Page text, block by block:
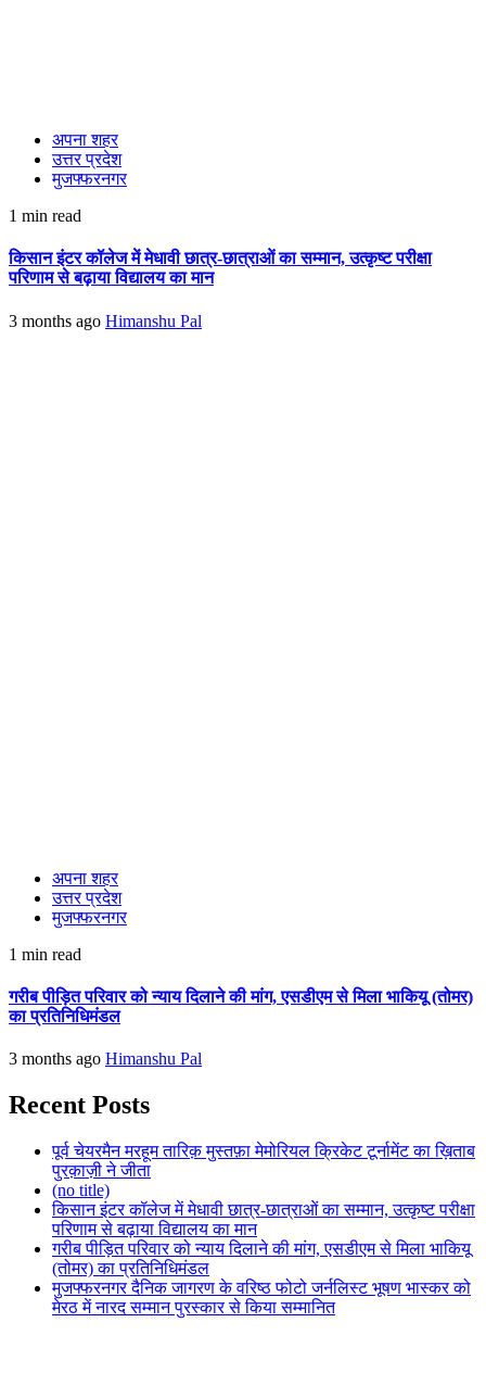
अपना शहर
उत्तर प्रदेश
मुजफ्फरनगर
1 min read
किसान इंटर कॉलेज में मेधावी छात्र-छात्राओं का सम्मान, उत्कृष्ट परीक्षा
परिणाम से बढ़ाया विद्यालय का मान
3 months ago Himanshu Pal
अपना शहर
उत्तर प्रदेश
मुजफ्फरनगर
1 min read
गरीब पीड़ित परिवार को न्याय दिलाने की मांग, एसडीएम से मिला भाकियू (तोमर)
का प्रतिनिधिमंडल
3 months ago Himanshu Pal
Recent Posts
पूर्व चेयरमैन मरहूम तारिक़ मुस्तफ़ा मेमोरियल क्रिकेट टूर्नामेंट का ख़िताब
पुरक़ाज़ी ने जीता
(no title)
किसान इंटर कॉलेज में मेधावी छात्र-छात्राओं का सम्मान, उत्कृष्ट परीक्षा
परिणाम से बढ़ाया विद्यालय का मान
गरीब पीड़ित परिवार को न्याय दिलाने की मांग, एसडीएम से मिला भाकियू
(तोमर) का प्रतिनिधिमंडल
मुजफ्फरनगर दैनिक जागरण के वरिष्ठ फोटो जर्नलिस्ट भूषण भास्कर को
मेरठ में नारद सम्मान पुरस्कार से किया सम्मानित